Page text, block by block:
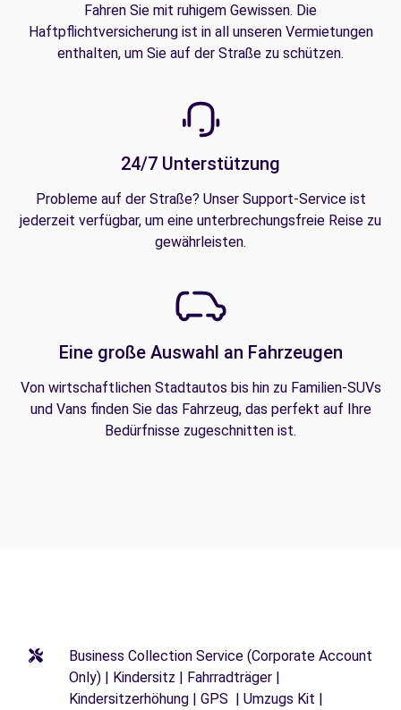
Fahren Sie mit ruhigem Gewissen. Die
Haftpflichtversicherung ist in all unseren Vermietungen
enthalten, um Sie auf der Straße zu schützen.
24/7 Unterstützung
Probleme auf der Straße? Unser Support-Service ist
jederzeit verfügbar, um eine unterbrechungsfreie Reise zu
gewährleisten.
Eine große Auswahl an Fahrzeugen
Von wirtschaftlichen Stadtautos bis hin zu Familien-SUVs
und Vans finden Sie das Fahrzeug, das perfekt auf Ihre
Bedürfnisse zugeschnitten ist.
Business Collection Service (Corporate Account
Only) | Kindersitz | Fahrradträger |
Kindersitzerhöhung | GPS | Umzugs Kit |